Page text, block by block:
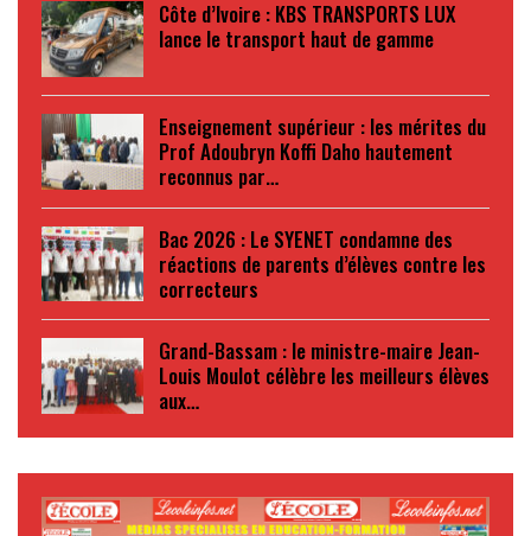
Côte d’Ivoire : KBS TRANSPORTS LUX
lance le transport haut de gamme
Enseignement supérieur : les mérites du
Prof Adoubryn Koffi Daho hautement
reconnus par…
Bac 2026 : Le SYENET condamne des
réactions de parents d’élèves contre les
correcteurs
Grand-Bassam : le ministre-maire Jean-
Louis Moulot célèbre les meilleurs élèves
aux…